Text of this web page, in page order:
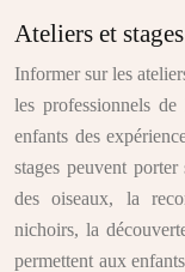
Ateliers et
Informer sur les
les professionnels
enfants des
stages peuvent
des oiseaux, la
nichoirs, la
permettent aux